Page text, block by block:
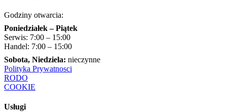
Godziny otwarcia:
Poniedziałek – Piątek
Serwis: 7:00 – 15:00
Handel: 7:00 – 15:00
Sobota, Niedziela: nieczynne
Polityka Prywatnosci
RODO
COOKIE
Usługi